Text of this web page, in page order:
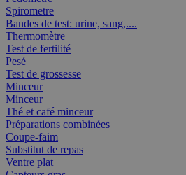
Spirometre
Bandes de test: urine, sang,....
Thermomètre
Test de fertilité
Pesé
Test de grossesse
Minceur
Minceur
Thé et café minceur
Préparations combinées
Coupe-faim
Substitut de repas
Ventre plat